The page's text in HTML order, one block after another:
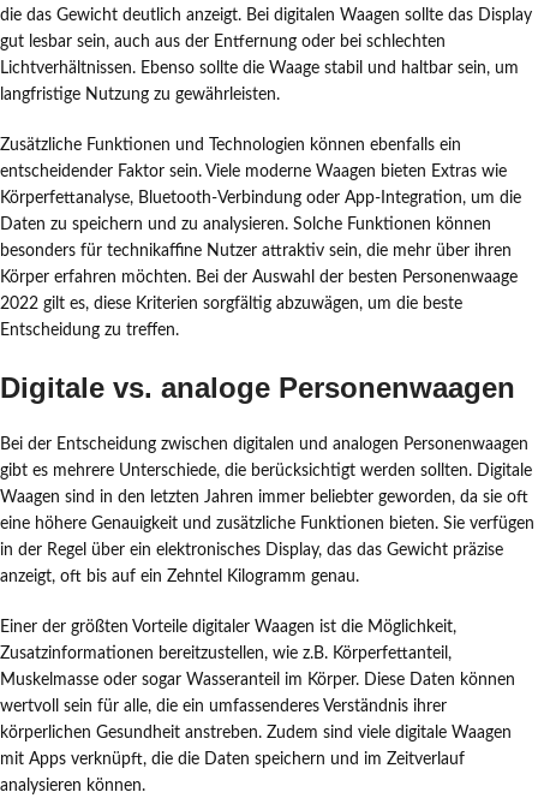
die das Gewicht deutlich anzeigt. Bei digitalen Waagen sollte das Display
gut lesbar sein, auch aus der Entfernung oder bei schlechten
Lichtverhältnissen. Ebenso sollte die Waage stabil und haltbar sein, um
langfristige Nutzung zu gewährleisten.
Zusätzliche Funktionen und Technologien können ebenfalls ein
entscheidender Faktor sein. Viele moderne Waagen bieten Extras wie
Körperfettanalyse, Bluetooth-Verbindung oder App-Integration, um die
Daten zu speichern und zu analysieren. Solche Funktionen können
besonders für technikaffine Nutzer attraktiv sein, die mehr über ihren
Körper erfahren möchten. Bei der Auswahl der besten Personenwaage
2022 gilt es, diese Kriterien sorgfältig abzuwägen, um die beste
Entscheidung zu treffen.
Digitale vs. analoge Personenwaagen
Bei der Entscheidung zwischen digitalen und analogen Personenwaagen
gibt es mehrere Unterschiede, die berücksichtigt werden sollten. Digitale
Waagen sind in den letzten Jahren immer beliebter geworden, da sie oft
eine höhere Genauigkeit und zusätzliche Funktionen bieten. Sie verfügen
in der Regel über ein elektronisches Display, das das Gewicht präzise
anzeigt, oft bis auf ein Zehntel Kilogramm genau.
Einer der größten Vorteile digitaler Waagen ist die Möglichkeit,
Zusatzinformationen bereitzustellen, wie z.B. Körperfettanteil,
Muskelmasse oder sogar Wasseranteil im Körper. Diese Daten können
wertvoll sein für alle, die ein umfassenderes Verständnis ihrer
körperlichen Gesundheit anstreben. Zudem sind viele digitale Waagen
mit Apps verknüpft, die die Daten speichern und im Zeitverlauf
analysieren können.